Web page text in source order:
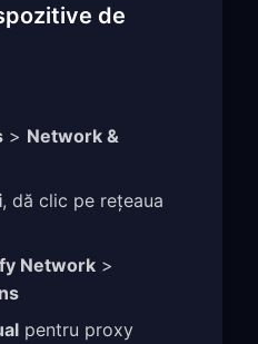
de
> Network &
, dă clic pe rețeaua
Network >
pentru proxy